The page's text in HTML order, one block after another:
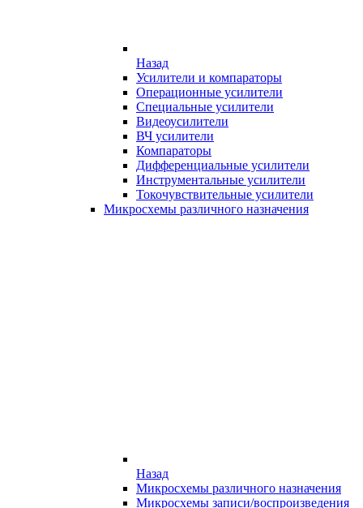
Назад
Усилители и компараторы
Операционные усилители
Специальные усилители
Видеоусилители
ВЧ усилители
Компараторы
Дифференциальные усилители
Инструментальные усилители
Токочувствительные усилители
Микросхемы различного назначения
Назад
Микросхемы различного назначения
Микросхемы записи/воспроизведения